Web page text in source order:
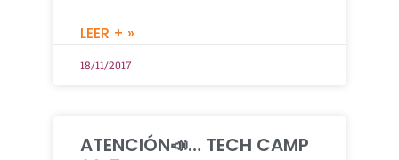
LEER + »
18/11/2017
ATENCIÓN📣… TECH CAMP